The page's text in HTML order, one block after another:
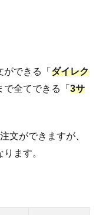
できる「 ダイレク
全てできる「 3サ
文ができますが、
ます。